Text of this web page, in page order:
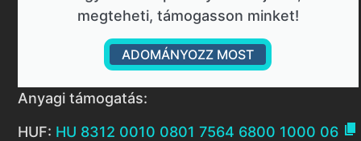
megteheti, támogasson minket!
ADOMÁNYOZZ MOST
Anyagi támogatás:
HUF: HU 8312 0010 0801 7564 6800 1000 06 